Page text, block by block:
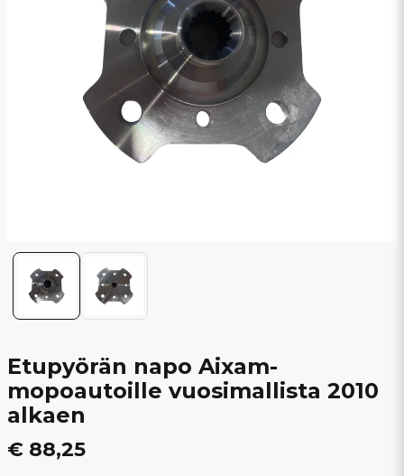
Etupyörän napo Aixam-
mopoautoille vuosimallista 2010
alkaen
€ 88,25